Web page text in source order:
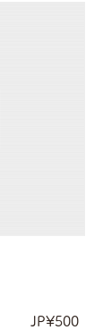
JP¥500